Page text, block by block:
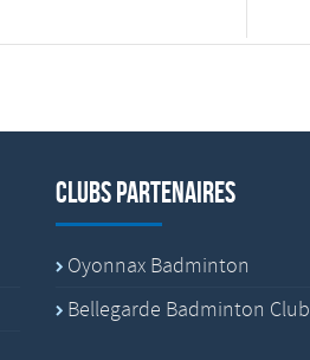
Clubs partenaires
Oyonnax Badminton
Bellegarde Badminton Club